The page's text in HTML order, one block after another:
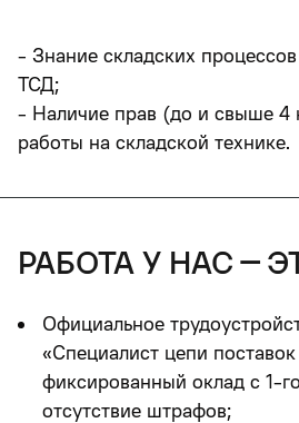
- Знание складских
ТСД;
- Наличие прав (до и свыше 4
работы на складской технике.
работа у нас –
Официальное
«Специалист цепи поставок
фиксированный оклад с 1-
отсутствие штрафов;